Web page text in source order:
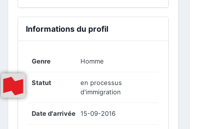
Informations du profil
Genre Homme
Statut
en processus
d'immigration
Date d'arrivée 15-09-2016